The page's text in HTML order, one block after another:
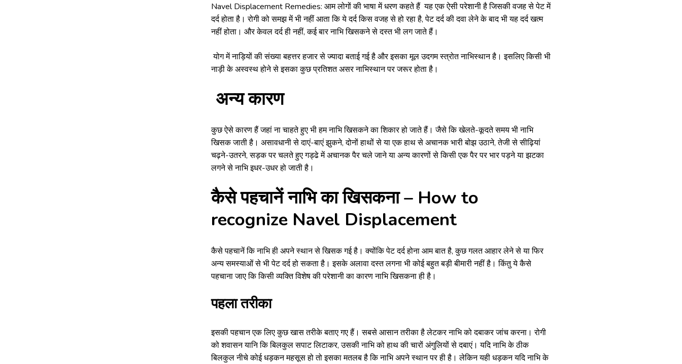
Navel Displacement Remedies: आम लोगों की भाषा में धरण कहते हैं यह एक ऐसी परेशानी है जिसकी वजह से पेट में
दर्द होता है। रोगी को समझ में भी नहीं आता कि ये दर्द किस वजह से हो रहा है, पेट दर्द की दवा लेने के बाद भी यह दर्द खत्म
नहीं होता। और केवल दर्द ही नहीं, कई बार नाभि खिसकने से दस्त भी लग जाते हैं।
योग में नाड़ियों की संख्या बहत्तर हजार से ज्यादा बताई गई है और इसका मूल उदगम स्त्रोत नाभिस्थान है। इसलिए किसी भी
नाड़ी के अस्वस्थ होने से इसका कुछ प्रतिशत असर नाभिस्थान पर जरूर होता है।
अन्य कारण
कुछ ऐसे कारण हैं जहां ना चाहते हुए भी हम नाभि खिसकने का शिकार हो जाते हैं। जैसे कि खेलते-कूदते समय भी नाभि
खिसक जाती है। असावधानी से दाएं-बाएं झुकने, दोनों हाथों से या एक हाथ से अचानक भारी बोझ उठाने, तेजी से सीढ़ियां
चढ़ने-उतरने, सड़क पर चलते हुए गड्ढे में अचानक पैर चले जाने या अन्य कारणों से किसी एक पैर पर भार पड़ने या झटका
लगने से नाभि इधर-उधर हो जाती है।
कैसे पहचानें नाभि का खिसकना – How to
recognize Navel Displacement
कैसे पहचानें कि नाभि ही अपने स्थान से खिसक गई है। क्योंकि पेट दर्द होना आम बात है, कुछ गलत आहार लेने से या फिर
अन्य समस्याओं से भी पेट दर्द हो सकता है। इसके अलावा दस्त लगना भी कोई बहुत बड़ी बीमारी नहीं है। किंतु ये कैसे
पहचाना जाए कि किसी व्यक्ति विशेष की परेशानी का कारण नाभि खिसकना ही है।
पहला तरीका
इसकी पहचान एक लिए कुछ खास तरीके बताए गए हैं। सबसे आसान तरीका है लेटकर नाभि को दबाकर जांच करना। रोगी
को शवासन यानि कि बिलकुल सपाट लिटाकर, उसकी नाभि को हाथ की चारों अंगुलियों से दबाएं। यदि नाभि के ठीक
बिलकुल नीचे कोई धड़कन महसूस हो तो इसका मतलब है कि नाभि अपने स्थान पर ही है। लेकिन यही धड़कन यदि नाभि के